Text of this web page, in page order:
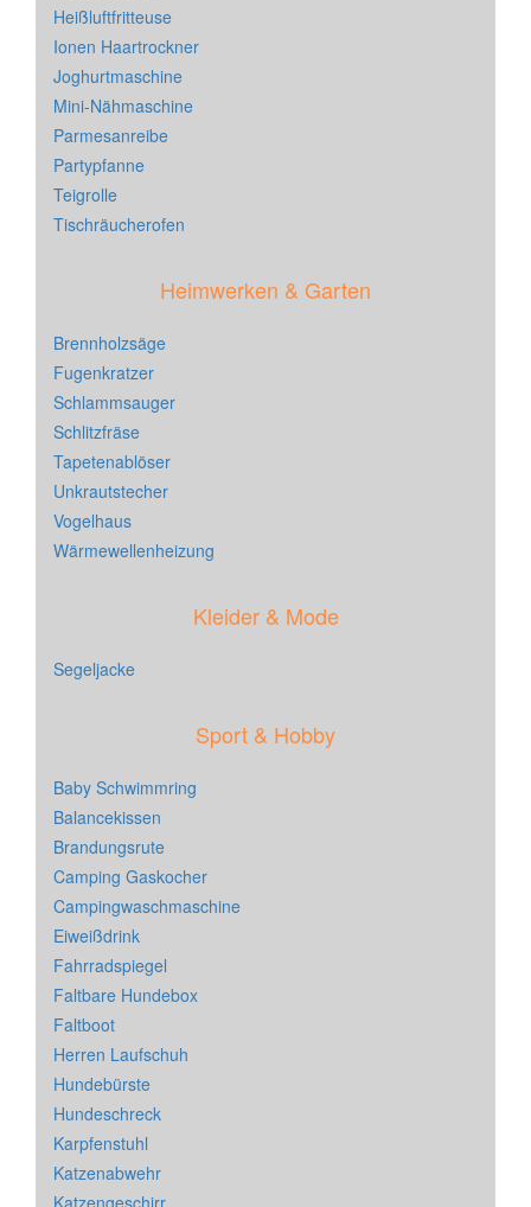
Heißluftfritteuse
Ionen Haartrockner
Joghurtmaschine
Mini-Nähmaschine
Parmesanreibe
Partypfanne
Teigrolle
Tischräucherofen
Heimwerken & Garten
Brennholzsäge
Fugenkratzer
Schlammsauger
Schlitzfräse
Tapetenablöser
Unkrautstecher
Vogelhaus
Wärmewellenheizung
Kleider & Mode
Segeljacke
Sport & Hobby
Baby Schwimmring
Balancekissen
Brandungsrute
Camping Gaskocher
Campingwaschmaschine
Eiweißdrink
Fahrradspiegel
Faltbare Hundebox
Faltboot
Herren Laufschuh
Hundebürste
Hundeschreck
Karpfenstuhl
Katzenabwehr
Katzengeschirr